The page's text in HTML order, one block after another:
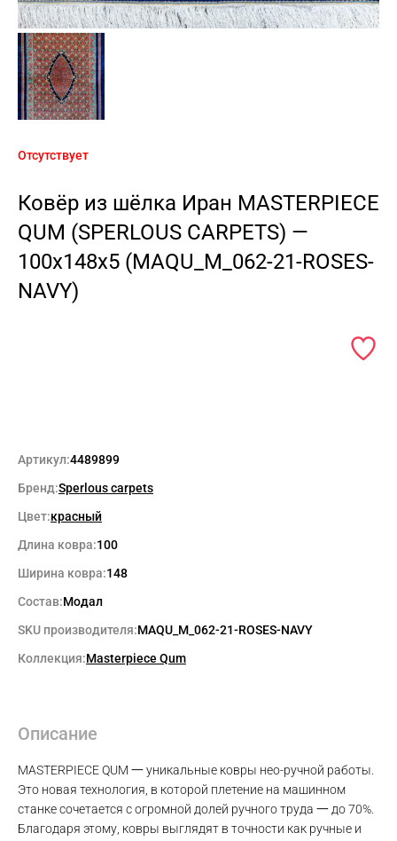
Отсутствует
Ковёр из шёлка Иран MASTERPIECE
QUM (SPERLOUS CARPETS) —
100x148x5 (MAQU_M_062-21-ROSES-
NAVY)
Артикул:4489899
Бренд:Sperlous carpets
Цвет:красный
Длина ковра:100
Ширина ковра:148
Состав:Модал
SKU производителя:MAQU_M_062-21-ROSES-NAVY
Коллекция:Masterpiece Qum
Описание
MASTERPIECE QUM 一 уникальные ковры нео-ручной работы.
Это новая технология, в которой плетение на машинном
станке сочетается с огромной долей ручного труда 一 до 70%.
Благодаря этому, ковры выглядят в точности как ручные и